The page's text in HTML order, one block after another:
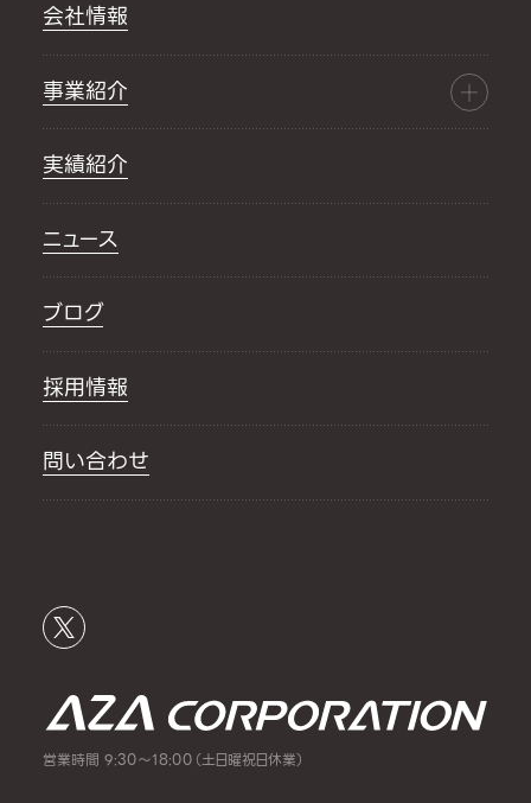
会社情報
事業紹介
実績紹介
ニュース
ブログ
採用情報
問い合わせ
営業時間 9:30～18:00（土日曜祝日休業）